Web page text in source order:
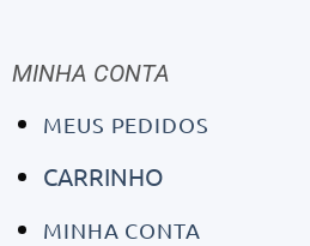
MINHA CONTA
MEUS PEDIDOS
CARRINHO
MINHA CONTA